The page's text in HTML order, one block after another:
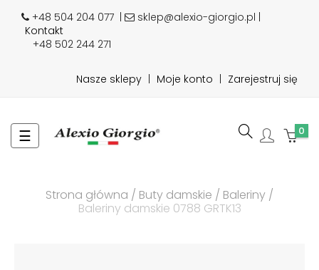
+48 504 204 077
sklep@alexio-giorgio.pl |
Kontakt
+48 502 244 271
Nasze sklepy Moje konto Zarejestruj się
Toggle
navigation
☰ 0
Strona główna Buty damskie
Baleriny
Baleriny damskie 0788 GRTK13